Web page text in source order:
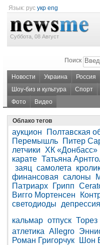
Язык: рус укр eng
Суббота, 08 Август
Поиск
Новости Украина Россия
Шоу-биз и культура
Спорт
Фото
Видео
Облако тегов
аукцион Полтавская
Перемышль
Питер
летчики
ХК «Донбасс»
карате Татьяна
заяц самолета
финансовая салоны
Патриарх
Грипп
Вигго Мортенсен
светодиоды
депрессия
кальмар отпуск Торез
атлетика Allegro
Роман Григорчук
Шон